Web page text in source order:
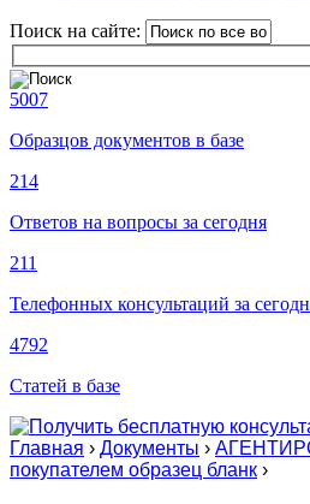
Поиск на сайте:
5007
Образцов документов в базе
214
Ответов на вопросы за сегодня
211
Телефонных консультаций за
4792
Статей в базе
Главная › Документы ›
покупателем образец бланк ›